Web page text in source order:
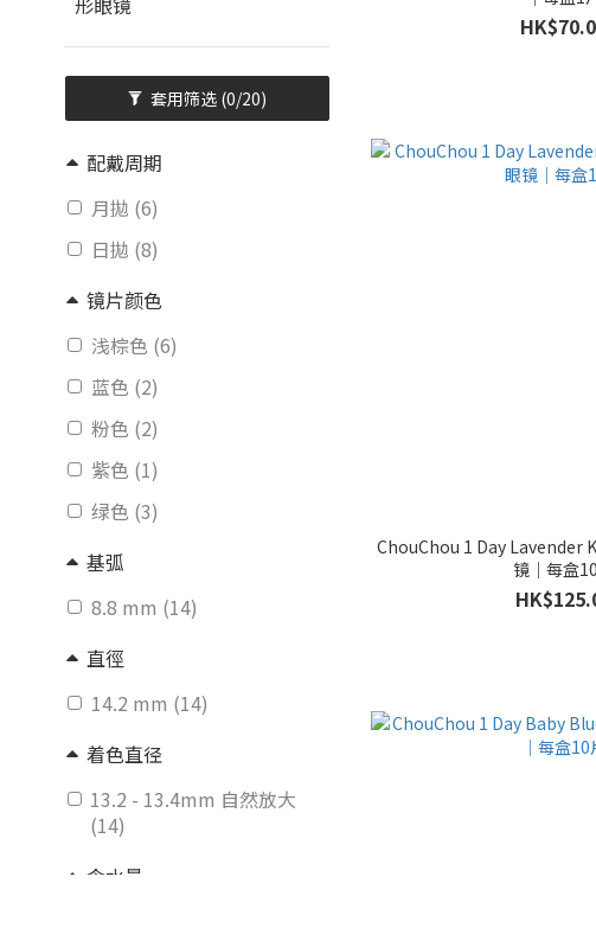
套用筛选 (0/20)
配戴周期
月拋 (6)
日拋 (8)
镜片颜色
浅棕色 (6)
蓝色 (2)
粉色 (2)
紫色 (1)
绿色 (3)
基弧
8.8 mm (14)
直徑
14.2 mm (14)
着色直径
13.2 - 13.4mm 自然放大
(14)
含水量
ChouChou 1 Day Lavender
镜｜每盒